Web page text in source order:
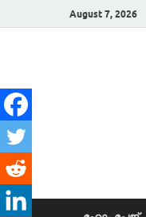
August 7, 2026